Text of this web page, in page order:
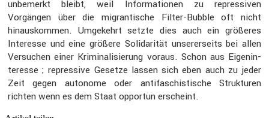
unbemerkt bleibt, weil Infor­ma­tionen zu repres­siven
Vorgängen über die migran­ti­sche Filter-Bubble oft nicht
hinaus­kommen. Umgekehrt setzte dies auch ein größeres
Inter­esse und eine größere Solida­rität unserer­seits bei allen
Versu­chen einer Krimi­na­li­sie­rung voraus. Schon aus Eigen­in­
ter­esse ; repres­sive Gesetze lassen sich eben auch zu jeder
Zeit gegen autonome oder antifa­schis­ti­sche Struk­turen
richten wenn es dem Staat opportun erscheint.